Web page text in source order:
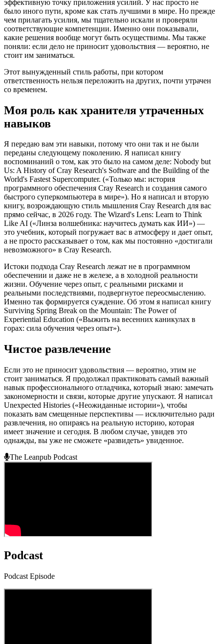
эффективную точку приложения усилий. У нас просто не
было иного пути, кроме как стать лучшими в мире. Но прежде
чем прилагать усилия, мы тщательно искали и проверяли
соответствующие компетенции. Именно они показывали,
какие решения вообще могут быть осуществимы. Мы также
поняли: если дело не приносит удовольствия — вероятно, не
стоит им заниматься.
Этот вынужденный стиль работы, при котором
ответственность нельзя переложить на других, почти утрачен
со временем.
Моя роль как хранителя утраченных
навыков
Я передаю вам эти навыки, потому что они так и не были
переданы следующему поколению. Я написал книгу
воспоминаний о том, как это было на самом деле: Nobody but
Us: A History of Cray Research's Software and the Building of the
World's Fastest Supercomputer. («Только мы: история
программного обеспечения Cray Research и создания самого
быстрого суперкомпьютера в мире»). Но я написал и вторую
книгу, возрождающую стиль мышления Cray Research для вас
прямо сейчас, в 2026 году. The Wizard's Lens: Learn to Think
Like AI («Линза волшебника: научитесь думать как ИИ») —
это учебник, который погружает вас в атмосферу и дает опыт,
а не просто рассказывает о том, как мы постоянно «достигали
невозможного» в Cray Research.
Истоки подхода Cray Research лежат не в программном
обеспечении и даже не в железе, а в холодной реальности
жизни. Обучение через опыт, с реальными рисками и
реальными последствиями, подвергнутое переосмыслению.
Именно так формируется суждение. Об этом я написал книгу
Surviving Spring Break on the Mountain: The Power of
Experiential Education («Выжить на весенних каникулах в
горах: сила обучения через опыт»).
Чистое развлечение
Если это не приносит удовольствия — вероятно, этим не
стоит заниматься. Я продолжал практиковать самый важный
навык профессионального отладчика, который знаю: замечать
закономерности и связи, которые другие упускают. Я написал
Unexpected Histories («Неожиданные истории»), чтобы
показать вам смещенные перспективы — исключительно ради
развлечения, но опираясь на реальную историю, которая
имеет значение и сегодня. В любом случае, увидев это
однажды, вы уже не сможете «развидеть» увиденное.
The Leanpub Podcast
Podcast
Podcast Episode